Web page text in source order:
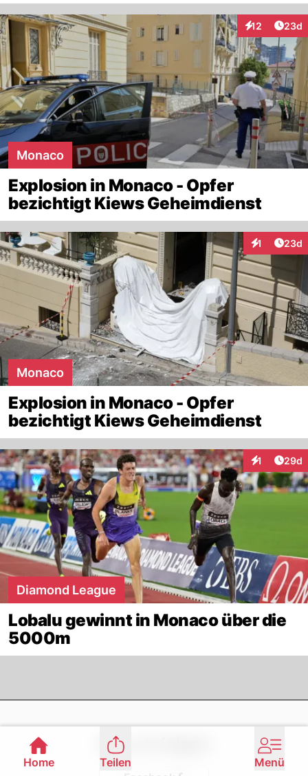
12
Interaktionen
23d
Monaco
Explosion in Monaco - Opfer
bezichtigt Kiews Geheimdienst
1
Interaktionen
23d
Monaco
Explosion in Monaco - Opfer
bezichtigt Kiews Geheimdienst
1
Interaktionen
29d
Diamond League
Lobalu gewinnt in Monaco über die
5000m
Nau.ch folgen
Home Teilen Menü